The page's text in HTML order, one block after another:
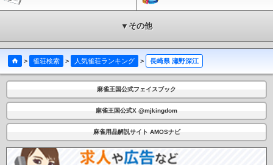
▼その他
> 雀荘検索 > 人気雀荘ランキング > 長崎県 瀬野深江
麻雀王国公式フェイスブック
麻雀王国公式X @mjkingdom
麻雀用品解説サイト AMOSナビ